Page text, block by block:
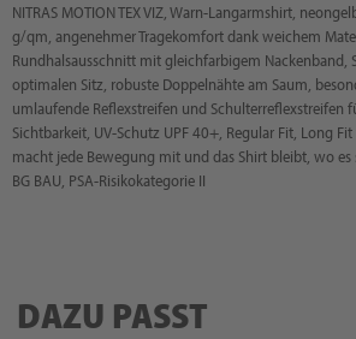
NITRAS MOTION TEX VIZ, Warn-Langarmshirt,
g/qm, angenehmer Tragekomfort dank weichem
Rundhalsausschnitt mit gleichfarbigem Nackenband,
optimalen Sitz, robuste Doppelnähte am Saum,
umlaufende Reflexstreifen und Schulterreflexstreifen
Sichtbarkeit, UV-Schutz UPF 40+, Regular Fit, Long
macht jede Bewegung mit und das Shirt bleibt, wo
BG BAU, PSA-Risikokategorie II
DAZU PASST